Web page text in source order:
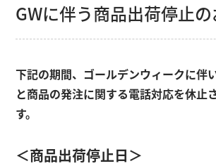
GWに伴う商品出荷停止
下記の期間、ゴールデンウィークに伴
と商品の発注に関する電話対応を休止
す。
＜商品出荷停止日＞